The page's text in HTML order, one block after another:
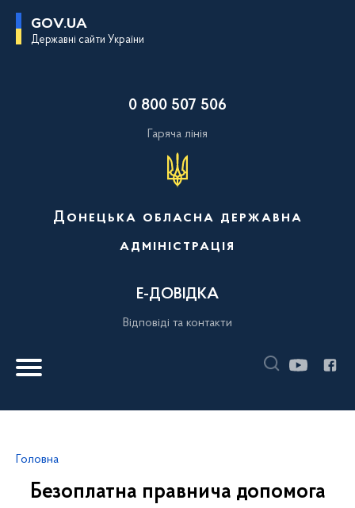
GOV.UA
Державні сайти України
0 800 507 506
Гаряча лінія
Донецька обласна державна
адміністрація
Е-ДОВІДКА
Відповіді та контакти
Головна
Безоплатна правнича допомога